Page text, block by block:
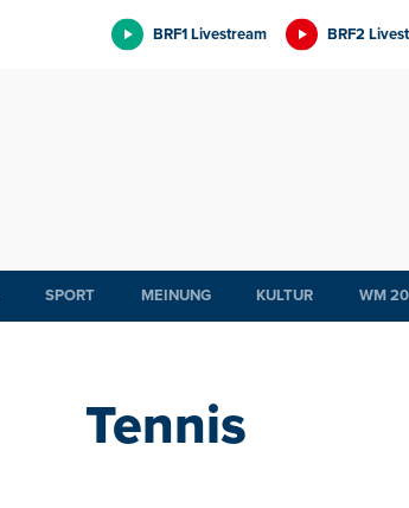
BRF1 Livestream BRF2
SPORT MEINUNG KULTUR WM
Tennis